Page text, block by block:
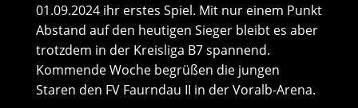
01.09.2024 ihr erstes Spiel. Mit nur einem Punkt
Abstand auf den heutigen Sieger bleibt es aber
trotzdem in der Kreisliga B7 spannend.
Kommende Woche begrüßen die jungen
Staren den FV Faurndau II in der Voralb-Arena.